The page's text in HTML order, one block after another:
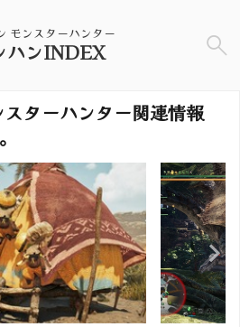
モンスターハンター
ハンINDEX
ターハンター関連情報